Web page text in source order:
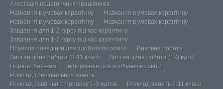
Атестація педагогічних працівників
Навчання в умовах карантину
Навчання в умовах карантину
Навчання в умовах карантину
Навчання в умовах карантину
Завдання для 1-2 курсу під час карантину
Завдання для 1-2 курсу під час карантину
Правила поведінки для здобувачів освіти
Виховна робота
Дистанційна робота (8-11 клас)
Дистанційна робота (1-3 курс)
Поради батькам
Інформація для здобувачів освіти
Розклад тренувальних занять
Розклад освітнього процесу 1-3 курсів
Розклад занять 8-11 класи